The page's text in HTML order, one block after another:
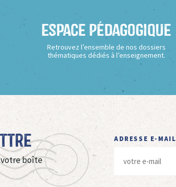
Espace Pédagogique
Retrouvez l’ensemble de nos dossiers
thématiques dédiés à l’enseignement.
votre boîte
ADRESSE E-MAIL